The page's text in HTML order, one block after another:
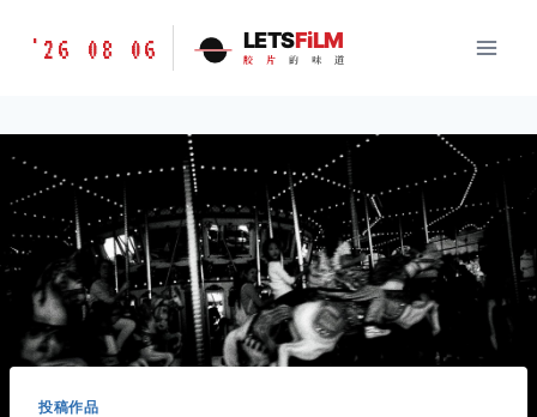
胶
味
道
LETSFILM
'26 08 06 LETSFiLM
胶 片 的 味 道
投稿作品